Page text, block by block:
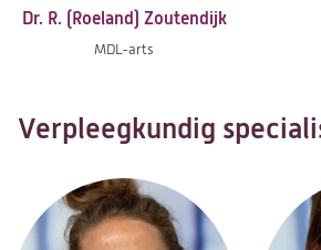
Dr. R. (Roeland) Zoutendijk
MDL-arts
Verpleegkundig